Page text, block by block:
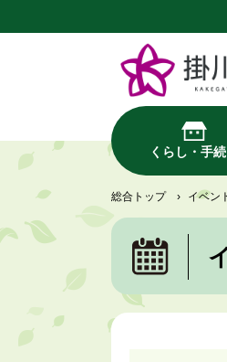
くらし・手
総合トップ › イベン